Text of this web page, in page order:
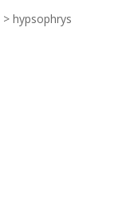
> hypsophrys